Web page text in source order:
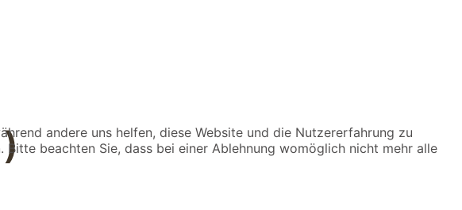
andere uns helfen, diese Website und die Nutzererfahrung zu
beachten Sie, dass bei einer Ablehnung womöglich nicht mehr alle